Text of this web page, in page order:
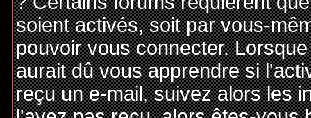
soient activés, soit par vous-
pouvoir vous connecter.
aurait dû vous apprendre si
reçu un e-mail, suivez alors les